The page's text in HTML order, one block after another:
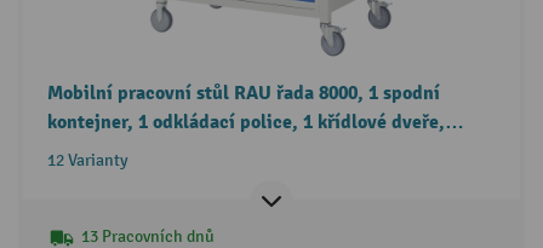
Mobilní pracovní stůl RAU řada 8000, 1 spodní
kontejner, 1 odkládací police, 1 křídlové dveře,
1 zásuvka, výška 880 mm
12 Varianty
13 Pracovních dnů